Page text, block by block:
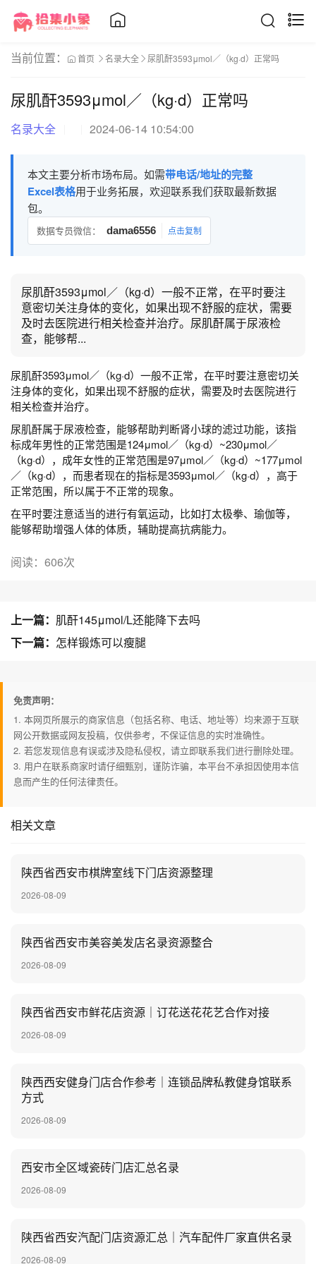
当前位置： 首页 名录大全 尿肌酐3593μmol／（kg·d）正常吗
尿肌酐3593μmol／（kg·d）正常吗
名录大全 2024-06-14 10:54:00
本文主要分析市场布局。如需带电话/地址的完整
Excel表格用于业务拓展，欢迎联系我们获取最新数据
包。
数据专员微信： dama6556 点击复制
尿肌酐3593μmol／（kg·d）一般不正常，在平时要注
意密切关注身体的变化，如果出现不舒服的症状，需要
及时去医院进行相关检查并治疗。尿肌酐属于尿液检
查，能够帮...
尿肌酐3593μmol／（kg·d）一般不正常，在平时要注意密切关
注身体的变化，如果出现不舒服的症状，需要及时去医院进行
相关检查并治疗。
尿肌酐属于尿液检查，能够帮助判断肾小球的滤过功能，该指
标成年男性的正常范围是124μmol／（kg·d）~230μmol／
（kg·d），成年女性的正常范围是97μmol／（kg·d）~177μmol
／（kg·d），而患者现在的指标是3593μmol／（kg·d），高于
正常范围，所以属于不正常的现象。
在平时要注意适当的进行有氧运动，比如打太极拳、瑜伽等，
能够帮助增强人体的体质，辅助提高抗病能力。
阅读：606次
上一篇： 肌酐145μmol/L还能降下去吗
下一篇： 怎样锻炼可以瘦腿
免责声明：
1. 本网页所展示的商家信息（包括名称、电话、地址等）均来源于互联
网公开数据或网友投稿，仅供参考，不保证信息的实时准确性。
2. 若您发现信息有误或涉及隐私侵权，请立即联系我们进行删除处理。
3. 用户在联系商家时请仔细甄别，谨防诈骗，本平台不承担因使用本信
息而产生的任何法律责任。
相关文章
陕西省西安市棋牌室线下门店资源整理
2026-08-09
陕西省西安市美容美发店名录资源整合
2026-08-09
陕西省西安市鲜花店资源｜订花送花花艺合作对接
2026-08-09
陕西西安健身门店合作参考｜连锁品牌私教健身馆联系
方式
2026-08-09
西安市全区域瓷砖门店汇总名录
2026-08-09
陕西省西安汽配门店资源汇总｜汽车配件厂家直供名录
2026-08-09